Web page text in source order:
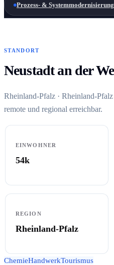
Prozess- & Systemmodernisierung
STANDORT
Neustadt an der
Rheinland-Pfalz · Rheinland-
remote und regional erreichbar.
EINWOHNER
54k
REGION
Rheinland-Pfalz
ChemieHandwerkTourismus